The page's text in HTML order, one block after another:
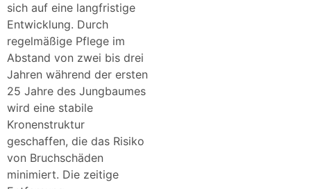
sich auf eine langfristige
Entwicklung. Durch
regelmäßige Pflege im
Abstand von zwei bis drei
Jahren während der ersten
25 Jahre des Jungbaumes
wird eine stabile
Kronenstruktur
geschaffen, die das Risiko
von Bruchschäden
minimiert. Die zeitige